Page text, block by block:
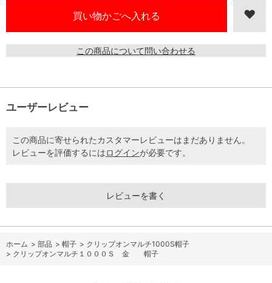
この商品について問い合わせる
ユーザーレビュー
この商品に寄せられたカスタマーレビューはまだありません。
レビューを評価するにはログインが必要です。
レビューを書く
ホーム > 部品 > 帽子 > クリップオンマルチ1000S帽子
> クリップオンマルチ１０００Ｓ 金 帽子